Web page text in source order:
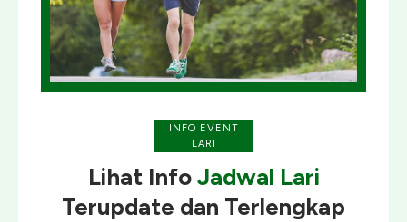
INFO EVENT
LARI
Lihat InfoJadwal Lari
Terupdate dan Terlengkap